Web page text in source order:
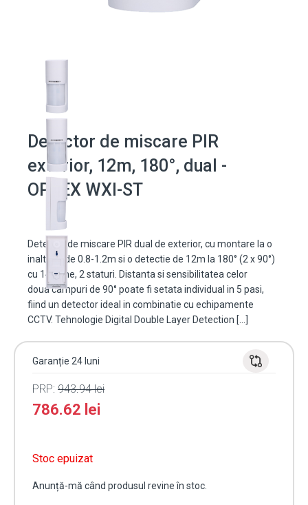
Detector de miscare PIR
exterior, 12m, 180°, dual -
OPTEX WXI-ST
Detector de miscare PIR dual de exterior, cu montare la o
inaltime de 0.8-1.2m si o detectie de 12m la 180° (2 x 90°)
cu 14 zone, 2 staturi. Distanta si sensibilitatea celor
doua campuri de 90° poate fi setata individual in 5 pasi,
fiind un detector ideal in combinatie cu echipamente
CCTV. Tehnologie Digital Double Layer Detection […]
Garanție 24 luni
PRP: 943.94lei
786.62 lei
Stoc epuizat
Anunță-mă când produsul revine în stoc.